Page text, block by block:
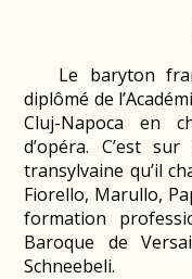
Le baryton
diplômé de
Cluj-Napoca en
d’opéra. C’est
transylvaine qu’il
Fiorello, Marullo,
formation
Baroque de
Schneebeli.